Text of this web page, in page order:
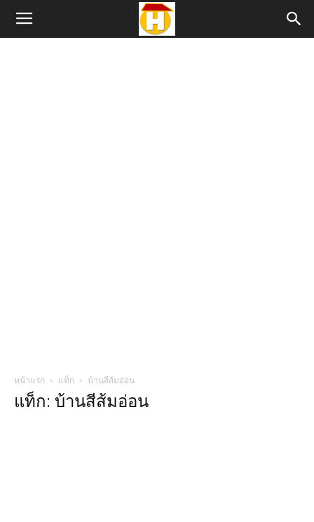
หน้าแรก แท็ก บ้านสีส้มอ่อน
แท็ก: บ้านสีส้มอ่อน